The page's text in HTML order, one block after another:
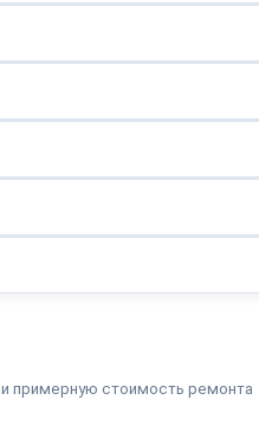
примерную стоимость ремонта